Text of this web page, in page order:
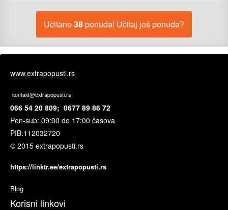
Učitano38ponuda! Učitaj još ponuda?
www.extrapopusti.rs
kontakt@extrapopusti.rs
066 54 20 809; 0677 89 86 72
Pon-sub: 09:00 do 17:00 časova
PIB:112032720
© 2015 extrapopusti.rs
https://linktr.ee/extrapopusti.rs
Blog
Korisni linkovi